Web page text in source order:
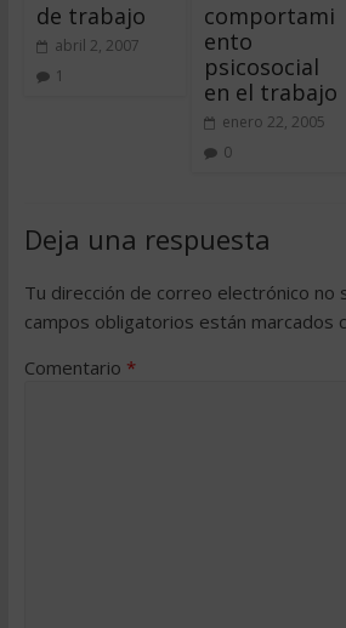
de trabajo
abril 2, 2007
1
comportami
ento
psicosocial
en el trabajo
enero 22, 2005
0
Deja una respuesta
Tu dirección de correo electrónico no
campos obligatorios están marcados
Comentario *